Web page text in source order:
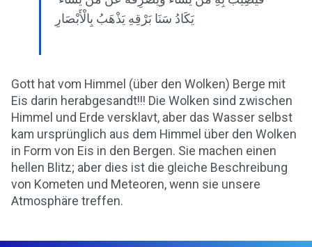
يَكَادُ سَنَا بَرْقِهِ يَذْهَبُ بِالْأَبْصَارِ
Gott hat vom Himmel (über den Wolken) Berge mit
Eis darin herabgesandt!!! Die Wolken sind zwischen
Himmel und Erde versklavt, aber das Wasser selbst
kam ursprünglich aus dem Himmel über den Wolken
in Form von Eis in den Bergen. Sie machen einen
hellen Blitz; aber dies ist die gleiche Beschreibung
von Kometen und Meteoren, wenn sie unsere
Atmosphäre treffen.